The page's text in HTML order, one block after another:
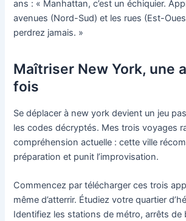
ans : « Manhattan, c’est un échiquier.
avenues (Nord-Sud) et les rues (Est-
perdrez jamais. »
Maîtriser New York, une
fois
Se déplacer à new york devient un jeu
les codes décryptés. Mes trois voyages
compréhension actuelle : cette ville
préparation et punit l’improvisation.
Commencez par télécharger ces trois
même d’atterrir. Étudiez votre quartier
Identifiez les stations de métro, arrêts de